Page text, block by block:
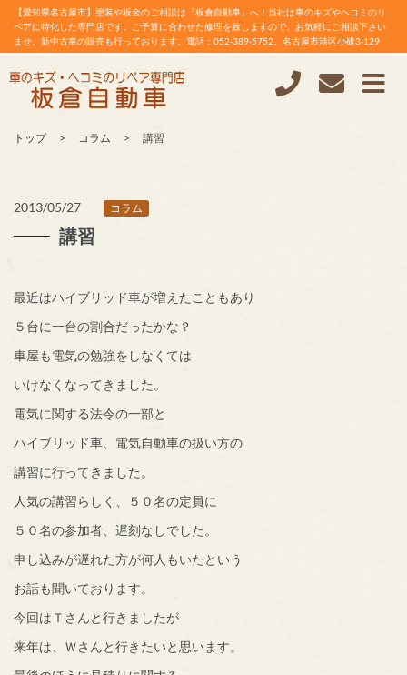
【愛知県名古屋市】塗装や板金のご相談は『板倉自動車』へ！当社は車のキズやヘコミのリ
ペアに特化した専門店です。ご予算に合わせた修理を致しますので、お気軽にご相談下さい
ませ。新中古車の販売も行っております。電話：052-389-5752。名古屋市港区小碓3-129
トップ コラム 講習
2013/05/27 コラム
講習
最近はハイブリッド車が増えたこともあり
５台に一台の割合だったかな？
車屋も電気の勉強をしなくては
いけなくなってきました。
電気に関する法令の一部と
ハイブリッド車、電気自動車の扱い方の
講習に行ってきました。
人気の講習らしく、５０名の定員に
５０名の参加者、遅刻なしでした。
申し込みが遅れた方が何人もいたという
お話も聞いております。
今回はＴさんと行きましたが
来年は、Ｗさんと行きたいと思います。